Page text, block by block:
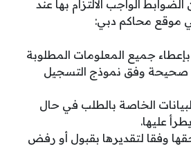
الواجب الالتزام بها عند
موقع محاكم دبي:
جميع المعلومات المطلوبة
صحيحة وفق نموذج التسجيل
الخاصة بالطلب في حال
عليها.
وفقا لتقديرها بقبول أو رفض